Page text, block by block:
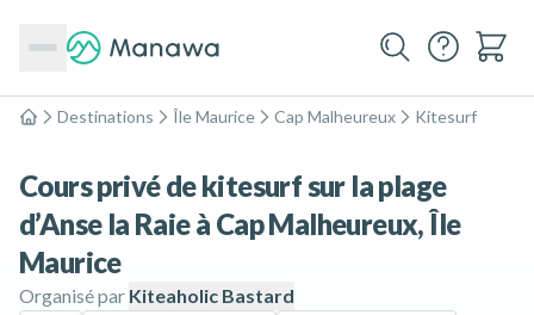
Accueil
Destinations Île Maurice Cap Malheureux Kitesurf
Cours privé de kitesurf sur la plage
d’Anse la Raie à Cap Malheureux, Île
Maurice
Organisé par Kiteaholic Bastard